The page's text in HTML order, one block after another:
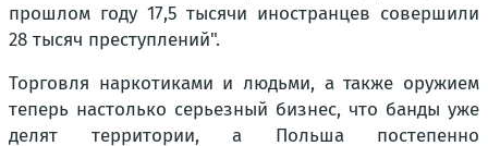
прошлом году 17,5 тысячи иностранцев совершили
28 тысяч преступлений".
Торговля наркотиками и людьми, а также оружием
теперь настолько серьезный бизнес, что банды уже
делят территории, а Польша постепенно